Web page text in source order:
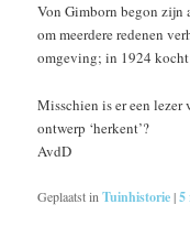
Von Gimborn begon zijn
om meerdere redenen
omgeving; in 1924
Misschien is er een
ontwerp ‘herkent’?
AvdD
Geplaatst in Tuinhistorie|5